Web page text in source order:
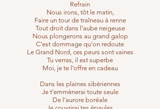
Refrain
Nous irons, tôt le matin,
Faire un tour de traîneau à renne
Tout droit dans l’aube neigeuse
Nous plongerons au grand galop
C’est dommage qu’on redoute
Le Grand Nord, ces peurs sont vaines
Tu verras, il est superbe
Moi, je te l’offre en cadeau
Dans les plaines sibériennes
Je t’emmènerai toute seule
De l’aurore boréale